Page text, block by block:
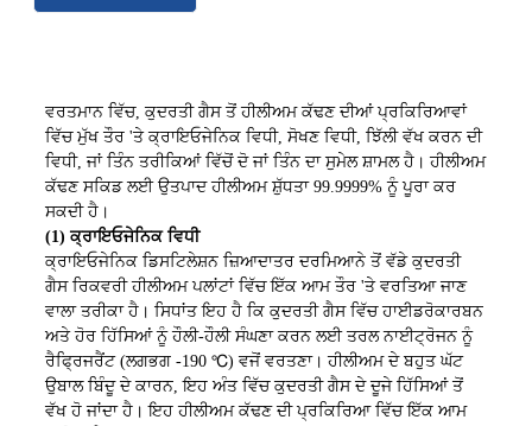
ਵਰਤਮਾਨ ਵਿੱਚ, ਕੁਦਰਤੀ ਗੈਸ ਤੋਂ ਹੀਲੀਅਮ ਕੱਢਣ ਦੀਆਂ ਪ੍ਰਕਿਰਿਆਵਾਂ
ਵਿੱਚ ਮੁੱਖ ਤੌਰ 'ਤੇ ਕ੍ਰਾਇਓਜੇਨਿਕ ਵਿਧੀ, ਸੋਖਣ ਵਿਧੀ, ਝਿੱਲੀ ਵੱਖ ਕਰਨ ਦੀ
ਵਿਧੀ, ਜਾਂ ਤਿੰਨ ਤਰੀਕਿਆਂ ਵਿੱਚੋਂ ਦੋ ਜਾਂ ਤਿੰਨ ਦਾ ਸੁਮੇਲ ਸ਼ਾਮਲ ਹੈ। ਹੀਲੀਅਮ
ਕੱਢਣ ਸਕਿਡ ਲਈ ਉਤਪਾਦ ਹੀਲੀਅਮ ਸ਼ੁੱਧਤਾ 99.9999% ਨੂੰ ਪੂਰਾ ਕਰ
ਸਕਦੀ ਹੈ।
(1) ਕ੍ਰਾਇਓਜੇਨਿਕ ਵਿਧੀ
ਕ੍ਰਾਇਓਜੇਨਿਕ ਡਿਸਟਿਲੇਸ਼ਨ ਜ਼ਿਆਦਾਤਰ ਦਰਮਿਆਨੇ ਤੋਂ ਵੱਡੇ ਕੁਦਰਤੀ
ਗੈਸ ਰਿਕਵਰੀ ਹੀਲੀਅਮ ਪਲਾਂਟਾਂ ਵਿੱਚ ਇੱਕ ਆਮ ਤੌਰ 'ਤੇ ਵਰਤਿਆ ਜਾਣ
ਵਾਲਾ ਤਰੀਕਾ ਹੈ। ਸਿਧਾਂਤ ਇਹ ਹੈ ਕਿ ਕੁਦਰਤੀ ਗੈਸ ਵਿੱਚ ਹਾਈਡਰੋਕਾਰਬਨ
ਅਤੇ ਹੋਰ ਹਿੱਸਿਆਂ ਨੂੰ ਹੌਲੀ-ਹੌਲੀ ਸੰਘਣਾ ਕਰਨ ਲਈ ਤਰਲ ਨਾਈਟ੍ਰੋਜਨ ਨੂੰ
ਰੈਫ੍ਰਿਜਰੈਂਟ (ਲਗਭਗ -190 ℃) ਵਜੋਂ ਵਰਤਣਾ। ਹੀਲੀਅਮ ਦੇ ਬਹੁਤ ਘੱਟ
ਉਬਾਲ ਬਿੰਦੂ ਦੇ ਕਾਰਨ, ਇਹ ਅੰਤ ਵਿੱਚ ਕੁਦਰਤੀ ਗੈਸ ਦੇ ਦੂਜੇ ਹਿੱਸਿਆਂ ਤੋਂ
ਵੱਖ ਹੋ ਜਾਂਦਾ ਹੈ। ਇਹ ਹੀਲੀਅਮ ਕੱਢਣ ਦੀ ਪ੍ਰਕਿਰਿਆ ਵਿੱਚ ਇੱਕ ਆਮ